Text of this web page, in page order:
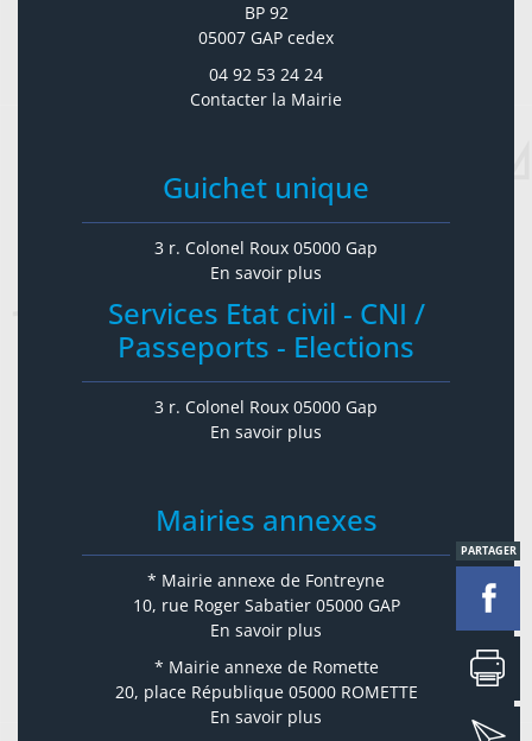
PARTAGER
BP 92
05007 GAP cedex
04 92 53 24 24
Contacter la Mairie
Guichet unique
3 r. Colonel Roux 05000 Gap
En savoir plus
Services Etat civil - CNI /
Passeports - Elections
3 r. Colonel Roux 05000 Gap
En savoir plus
Mairies annexes
* Mairie annexe de Fontreyne
10, rue Roger Sabatier 05000 GAP
En savoir plus
* Mairie annexe de Romette
20, place République 05000 ROMETTE
En savoir plus